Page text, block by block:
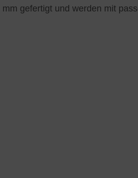
gefertigt und werden mit